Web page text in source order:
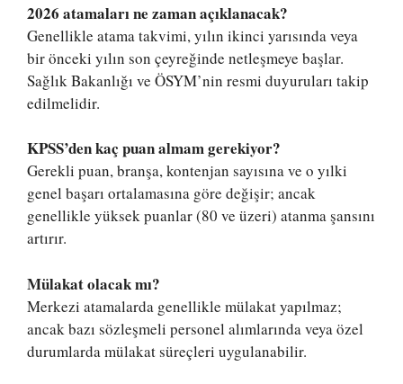
2026 atamaları ne zaman açıklanacak?
Genellikle atama takvimi, yılın ikinci yarısında veya
bir önceki yılın son çeyreğinde netleşmeye başlar.
Sağlık Bakanlığı ve ÖSYM’nin resmi duyuruları takip
edilmelidir.
KPSS’den kaç puan almam gerekiyor?
Gerekli puan, branşa, kontenjan sayısına ve o yılki
genel başarı ortalamasına göre değişir; ancak
genellikle yüksek puanlar (80 ve üzeri) atanma şansını
artırır.
Mülakat olacak mı?
Merkezi atamalarda genellikle mülakat yapılmaz;
ancak bazı sözleşmeli personel alımlarında veya özel
durumlarda mülakat süreçleri uygulanabilir.